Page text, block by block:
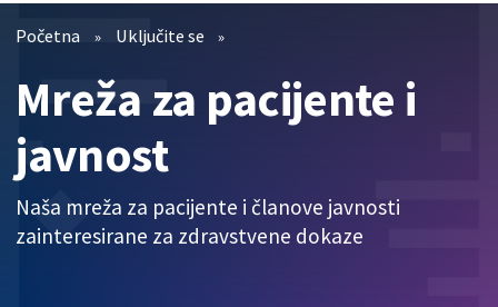
Prečistači
Početna Uključite se
Mreža za pacijente i
javnost
Naša mreža za pacijente i članove javnosti
zainteresirane za zdravstvene dokaze